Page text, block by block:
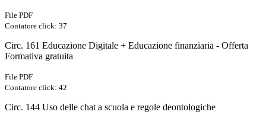
File PDF
Contatore click: 37
Circ. 161 Educazione Digitale + Educazione finanziaria - Offerta
Formativa gratuita
File PDF
Contatore click: 42
Circ. 144 Uso delle chat a scuola e regole deontologiche